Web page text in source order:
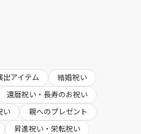
出アイテム
結婚祝い
還暦祝い・長寿のお祝い
い
親へのプレゼント
昇進祝い・栄転祝い